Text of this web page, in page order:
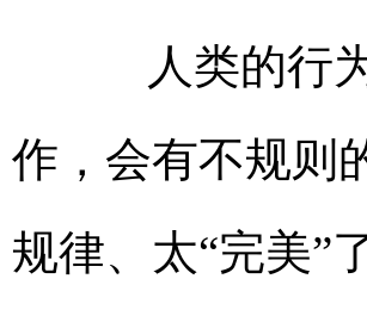
人类的行为
作，会有不规则
规律、太“完美”